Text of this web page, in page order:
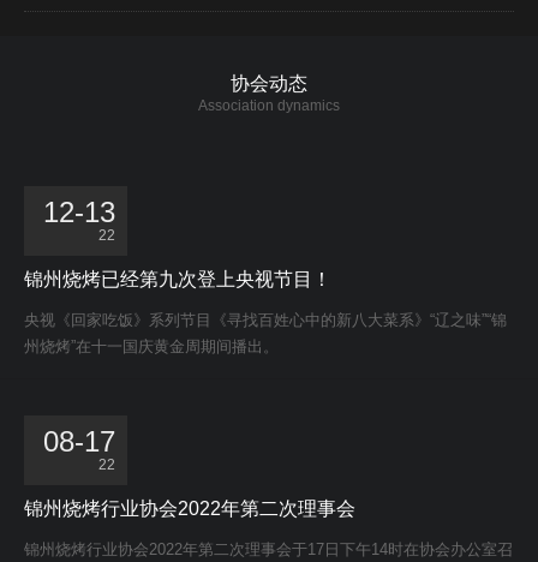
协会动态
Association dynamics
12-13
22
锦州烧烤已经第九次登上央视节目！
央视《回家吃饭》系列节目《寻找百姓心中的新八大菜系》“辽之味”“锦
州烧烤”在十一国庆黄金周期间播出。
08-17
22
锦州烧烤行业协会2022年第二次理事会
锦州烧烤行业协会2022年第二次理事会于17日下午14时在协会办公室召